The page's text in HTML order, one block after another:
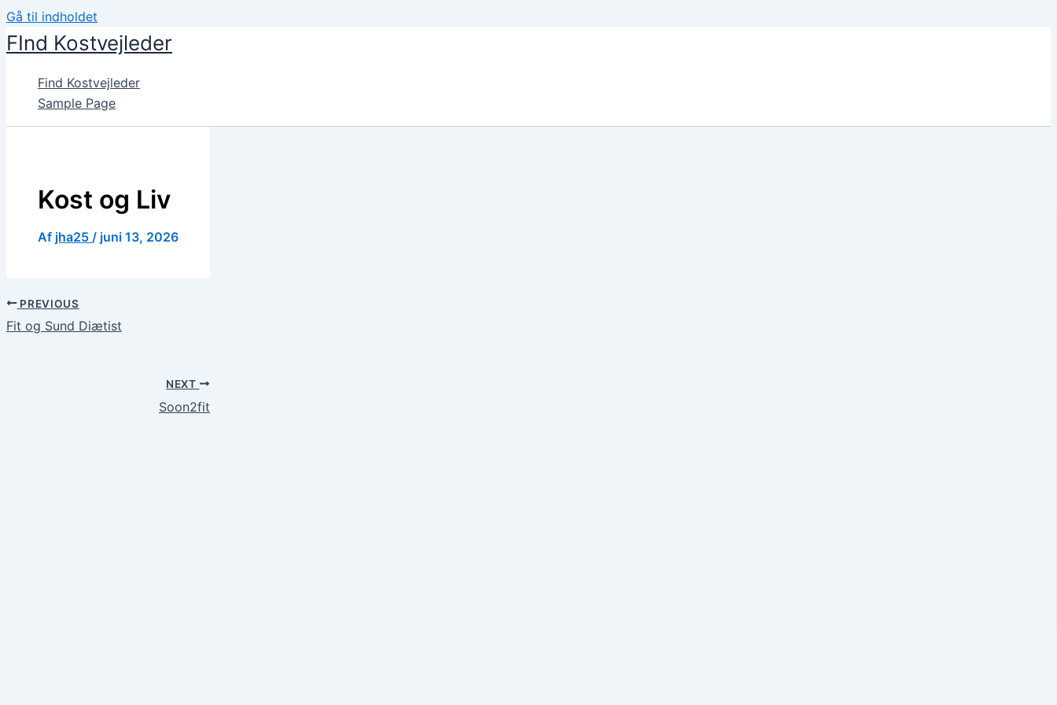
Gå til indholdet
FInd Kostvejleder
Find Kostvejleder
Sample Page
Kost og Liv
Af jha25 / juni 13, 2026
PREVIOUS
Fit og Sund Diætist
NEXT
Soon2fit